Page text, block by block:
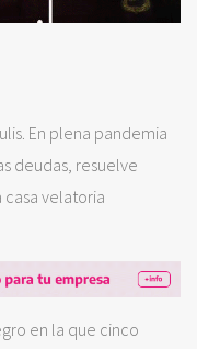
En plena pandemia
deudas, resuelve
casa velatoria
en la que cinco